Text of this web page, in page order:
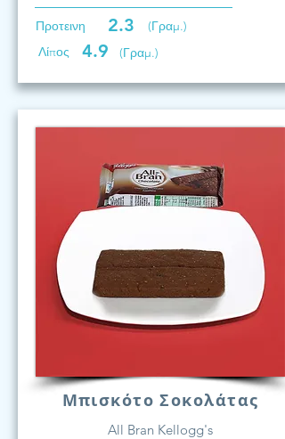
Προτεινη 2.3
(Γραμ.)
Λίπος
4.9 (Γραμ.)
Μπισκότο Σοκολάτας
All Bran Kellogg's